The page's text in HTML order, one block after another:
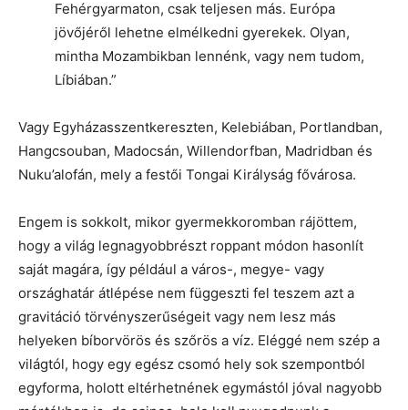
Fehérgyarmaton, csak teljesen más. Európa
jövőjéről lehetne elmélkedni gyerekek. Olyan,
mintha Mozambikban lennénk, vagy nem tudom,
Líbiában.”
Vagy Egyházasszentkereszten, Kelebiában, Portlandban,
Hangcsouban, Madocsán, Willendorfban, Madridban és
Nuku’alofán, mely a festői Tongai Királyság fővárosa.
Engem is sokkolt, mikor gyermekkoromban rájöttem,
hogy a világ legnagyobbrészt roppant módon hasonlít
saját magára, így például a város-, megye- vagy
országhatár átlépése nem függeszti fel teszem azt a
gravitáció törvényszerűségeit vagy nem lesz más
helyeken bíborvörös és szőrös a víz. Eléggé nem szép a
világtól, hogy egy egész csomó hely sok szempontból
egyforma, holott eltérhetnének egymástól jóval nagyobb